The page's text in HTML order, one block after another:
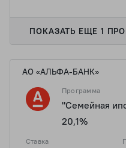
ПОКАЗАТЬ ЕЩЕ 1
АО «АЛЬФА-БАНК»
Программа
"Семейная
20,1%
Ставка